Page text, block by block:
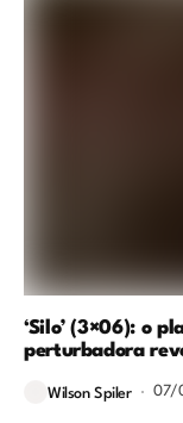
‘Silo’ (3×06): o
perturbadora
Wilson Spiler 07/